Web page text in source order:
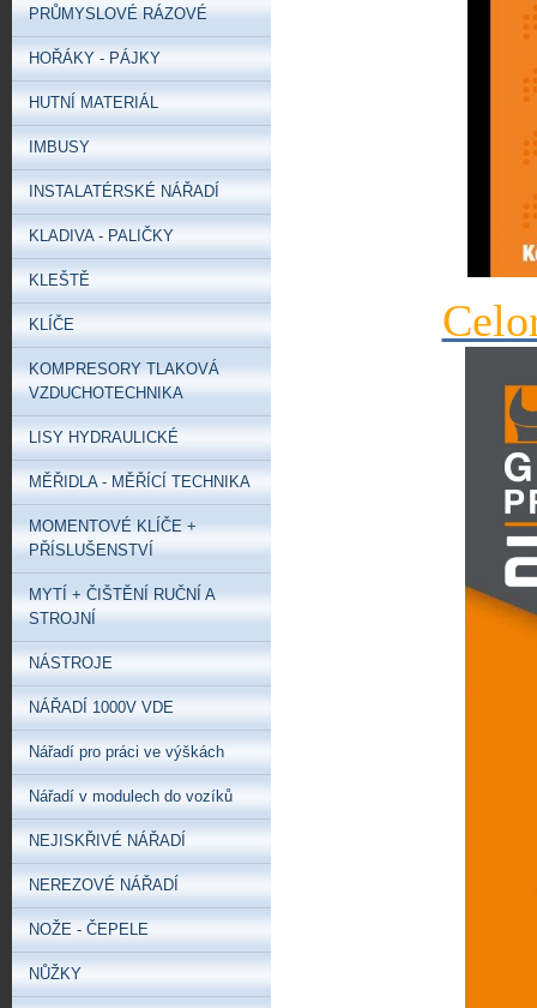
PRŮMYSLOVÉ RÁZOVÉ
HOŘÁKY - PÁJKY
HUTNÍ MATERIÁL
IMBUSY
INSTALATÉRSKÉ NÁŘADÍ
KLADIVA - PALIČKY
KLEŠTĚ
KLÍČE
KOMPRESORY TLAKOVÁ
VZDUCHOTECHNIKA
LISY HYDRAULICKÉ
MĚŘIDLA - MĚŘÍCÍ TECHNIKA
MOMENTOVÉ KLÍČE +
PŘÍSLUŠENSTVÍ
MYTÍ + ČIŠTĚNÍ RUČNÍ A
STROJNÍ
NÁSTROJE
NÁŘADÍ 1000V VDE
Nářadí pro práci ve výškách
Nářadí v modulech do vozíků
NEJISKŘIVÉ NÁŘADÍ
NEREZOVÉ NÁŘADÍ
NOŽE - ČEPELE
NŮŽKY